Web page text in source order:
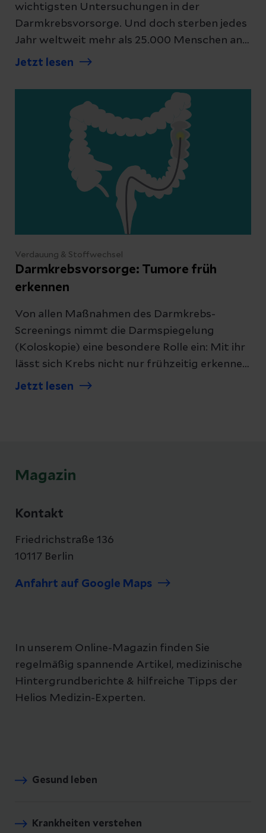
wichtigsten Untersuchungen in der
Darmkrebsvorsorge. Und doch sterben jedes
Jahr weltweit mehr als 25.000 Menschen an
den Folgen von Darmkrebs. Wir erklären, was
warum sie als Vorsorge so wichtig ist.
Jetzt lesen
Verdauung & Stoffwechsel
Darmkrebsvorsorge: Tumore früh
erkennen
Von allen Maßnahmen des Darmkrebs-
Screenings nimmt die Darmspiegelung
(Koloskopie) eine besondere Rolle ein: Mit ihr
lässt sich Krebs nicht nur frühzeitig erkennen,
vielmehr kann durch die Entfernung der
Jetzt lesen
Magazin
Kontakt
Friedrichstraße 136
10117 Berlin
Anfahrt auf Google Maps
In unserem Online-Magazin finden Sie
regelmäßig spannende Artikel, medizinische
Hintergrundberichte & hilfreiche Tipps der
Helios Medizin-Experten.
Gesund leben
Krankheiten verstehen